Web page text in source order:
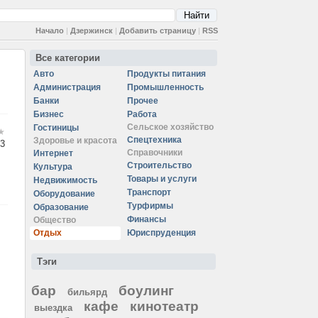
Начало | Дзержинск | Добавить страницу | RSS
Все категории
Авто
Администрация
Банки
Бизнес
Гостиницы
Здоровье и красота
Интернет
Культура
Недвижимость
Оборудование
Образование
Общество
Отдых
Продукты питания
Промышленность
Прочее
Работа
Сельское хозяйство
Спецтехника
Справочники
Строительство
Товары и услуги
Транспорт
Турфирмы
Финансы
Юриспруденция
Тэги
бар бильярд боулинг
выездка кафе кинотеатр